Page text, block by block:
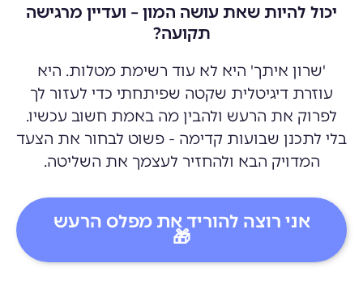
יכול להיות שאת עושה המון – ועדיין מרגישה
תקועה?
'שרון איתך' היא לא עוד רשימת מטלות. היא
עוזרת דיגיטלית שקטה שפיתחתי כדי לעזור לך
לפרוק את הרעש ולהבין מה באמת חשוב עכשיו.
בלי לתכנן שבועות קדימה - פשוט לבחור את הצעד
המדויק הבא ולהחזיר לעצמך את השליטה.
אני רוצה להוריד את מפלס הרעש
🎁